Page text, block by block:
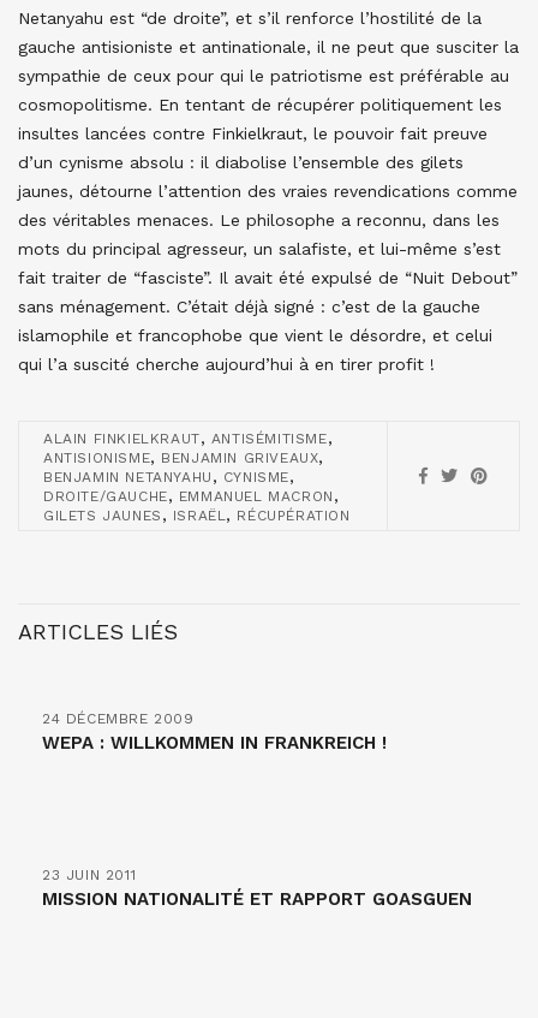
Netanyahu est “de droite”, et s’il renforce l’hostilité de la
gauche antisioniste et antinationale, il ne peut que susciter la
sympathie de ceux pour qui le patriotisme est préférable au
cosmopolitisme. En tentant de récupérer politiquement les
insultes lancées contre Finkielkraut, le pouvoir fait preuve
d’un cynisme absolu : il diabolise l’ensemble des gilets
jaunes, détourne l’attention des vraies revendications comme
des véritables menaces. Le philosophe a reconnu, dans les
mots du principal agresseur, un salafiste, et lui-même s’est
fait traiter de “fasciste”. Il avait été expulsé de “Nuit Debout”
sans ménagement. C’était déjà signé : c’est de la gauche
islamophile et francophobe que vient le désordre, et celui
qui l’a suscité cherche aujourd’hui à en tirer profit !
ALAIN FINKIELKRAUT, ANTISÉMITISME,
ANTISIONISME, BENJAMIN GRIVEAUX,
BENJAMIN NETANYAHU , CYNISME,
DROITE/GAUCHE, EMMANUEL MACRON ,
GILETS JAUNES , ISRAËL, RÉCUPÉRATION
ARTICLES LIÉS
24 DÉCEMBRE 2009
WEPA : WILLKOMMEN IN FRANKREICH !
23 JUIN 2011
MISSION NATIONALITÉ ET RAPPORT GOASGUEN